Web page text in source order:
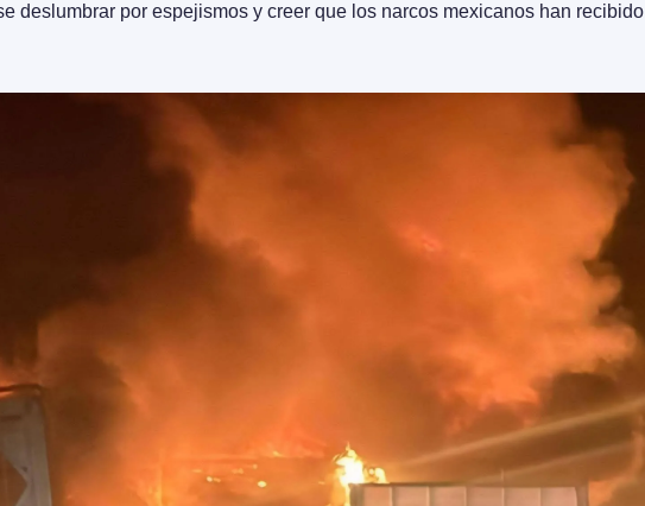
deslumbrar por espejismos y creer que los narcos mexicanos han recibido